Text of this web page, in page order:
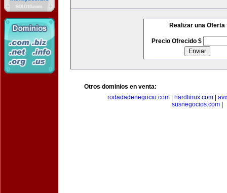
Realizar una Oferta
Precio Ofrecido $
Otros dominios en venta:
rodadadenegocio.com| hardlinux.com|
susnegocios.com|